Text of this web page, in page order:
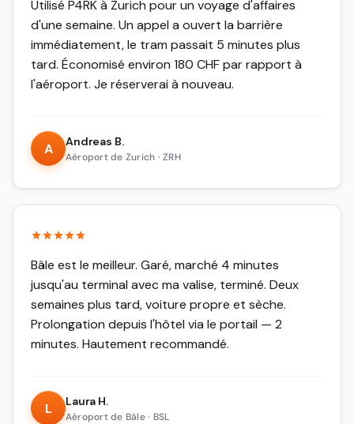
Utilisé P4RK à Zurich pour un voyage d'affaires
d'une semaine. Un appel a ouvert la barrière
immédiatement, le tram passait 5 minutes plus
tard. Économisé environ 180 CHF par rapport à
l'aéroport. Je réserverai à nouveau.
A Andreas B.
Aéroport de Zurich · ZRH
Bâle est le meilleur. Garé, marché 4 minutes
jusqu'au terminal avec ma valise, terminé. Deux
semaines plus tard, voiture propre et sèche.
Prolongation depuis l'hôtel via le portail — 2
minutes. Hautement recommandé.
L Laura H.
Aéroport de Bâle · BSL